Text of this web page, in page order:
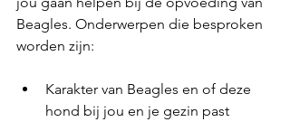
Beagles. Onderwerpen die besproken
worden zijn:
Karakter van Beagles en of deze
hond bij jou en je gezin past